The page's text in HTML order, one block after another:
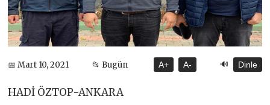
📅 Mart 10, 2021 📂 Bugün A+ A- 🔊 Dinle
HADİ ÖZTOP-ANKARA